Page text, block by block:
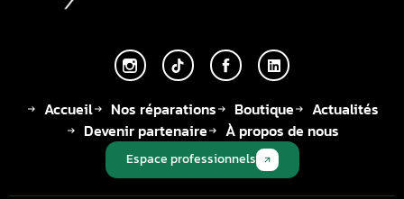
Accueil Nos réparations Boutique
Actualités
Devenir partenaire
À propos de nous
Espace professionnels